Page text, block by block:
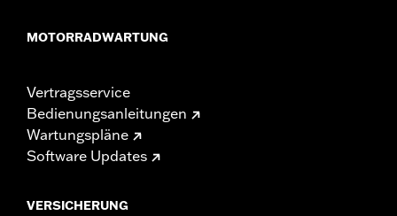
MOTORRADWARTUNG
Vertragsservice
Bedienungsanleitungen
Wartungspläne
Software Updates
VERSICHERUNG